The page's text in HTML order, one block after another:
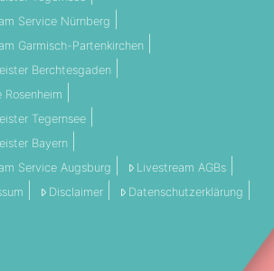
Service Nürnberg
Garmisch-Partenkirchen
Berchtesgaden
Rosenheim
Tegernsee
Bayern
Service Augsburg
Livestream AGBs
Disclaimer
Datenschutzerklärung